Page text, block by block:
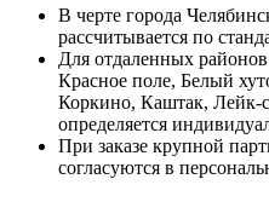
В черте города
рассчитывается по
Для отдаленных
Красное поле, Белый
Коркино, Каштак, Лейк-
определяется
При заказе крупной
согласуются в